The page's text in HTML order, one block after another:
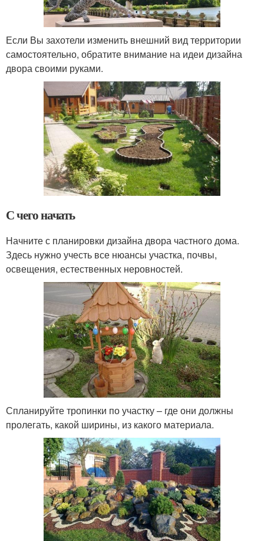
Если Вы захотели изменить внешний вид территории
самостоятельно, обратите внимание на идеи дизайна
двора своими руками.
С чего начать
Начните с планировки дизайна двора частного дома.
Здесь нужно учесть все нюансы участка, почвы,
освещения, естественных неровностей.
Спланируйте тропинки по участку – где они должны
пролегать, какой ширины, из какого материала.